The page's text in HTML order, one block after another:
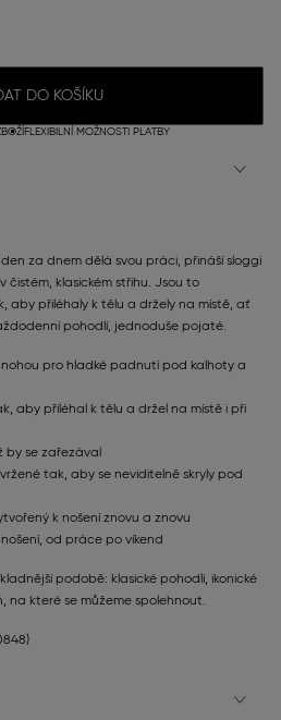
DO KOŠÍKU
FLEXIBILNÍ MOŽNOSTI PLATBY
za dnem dělá svou práci, přináší sloggi
čistém, klasickém střihu. Jsou to
aby přiléhaly k tělu a držely na místě, ať
pohodlí, jednoduše pojaté.
nohou pro hladké padnutí pod kalhoty a
aby přiléhal k tělu a držel na místě i při
by se zařezával
tak, aby se neviditelně skryly pod
k nošení znovu a znovu
od práce po víkend
podobě: klasické pohodlí, ikonické
na které se můžeme spolehnout.